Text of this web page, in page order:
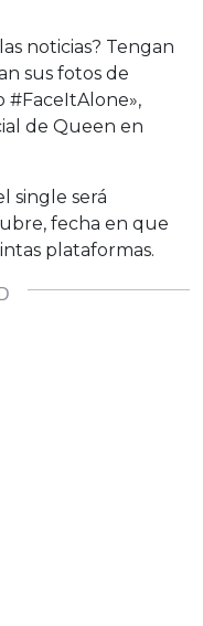
noticias? Tengan
sus fotos de
#FaceItAlone»,
de Queen en
single será
fecha en que
plataformas.